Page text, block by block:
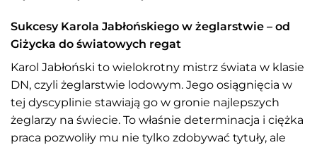
Sukcesy Karola Jabłońskiego w żeglarstwie – od
Giżycka do światowych regat
Karol Jabłoński to wielokrotny mistrz świata w klasie
DN, czyli żeglarstwie lodowym. Jego osiągnięcia w
tej dyscyplinie stawiają go w gronie najlepszych
żeglarzy na świecie. To właśnie determinacja i ciężka
praca pozwoliły mu nie tylko zdobywać tytuły, ale